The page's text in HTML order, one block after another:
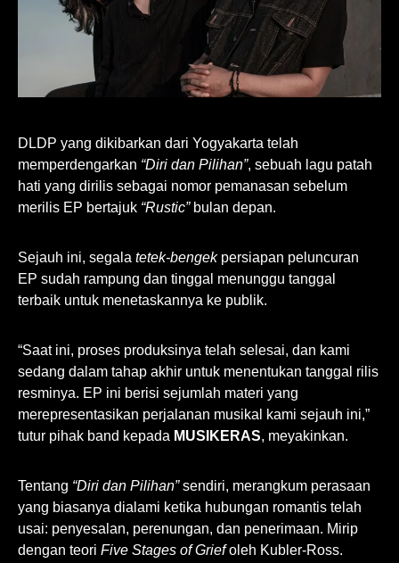
DLDP yang dikibarkan dari Yogyakarta telah
memperdengarkan “Diri dan Pilihan”, sebuah lagu patah
hati yang dirilis sebagai nomor pemanasan sebelum
merilis EP bertajuk “Rustic”bulan depan.
Sejauh ini, segala tetek-bengekpersiapan peluncuran
EP sudah rampung dan tinggal menunggu tanggal
terbaik untuk menetaskannya ke publik.
“Saat ini, proses produksinya telah selesai, dan kami
sedang dalam tahap akhir untuk menentukan tanggal rilis
resminya. EP ini berisi sejumlah materi yang
merepresentasikan perjalanan musikal kami sejauh ini,”
tutur pihak band kepada MUSIKERAS, meyakinkan.
Tentang “Diri dan Pilihan”sendiri, merangkum perasaan
yang biasanya dialami ketika hubungan romantis telah
usai: penyesalan, perenungan, dan penerimaan. Mirip
dengan teori Five Stages of Griefoleh Kubler-Ross.